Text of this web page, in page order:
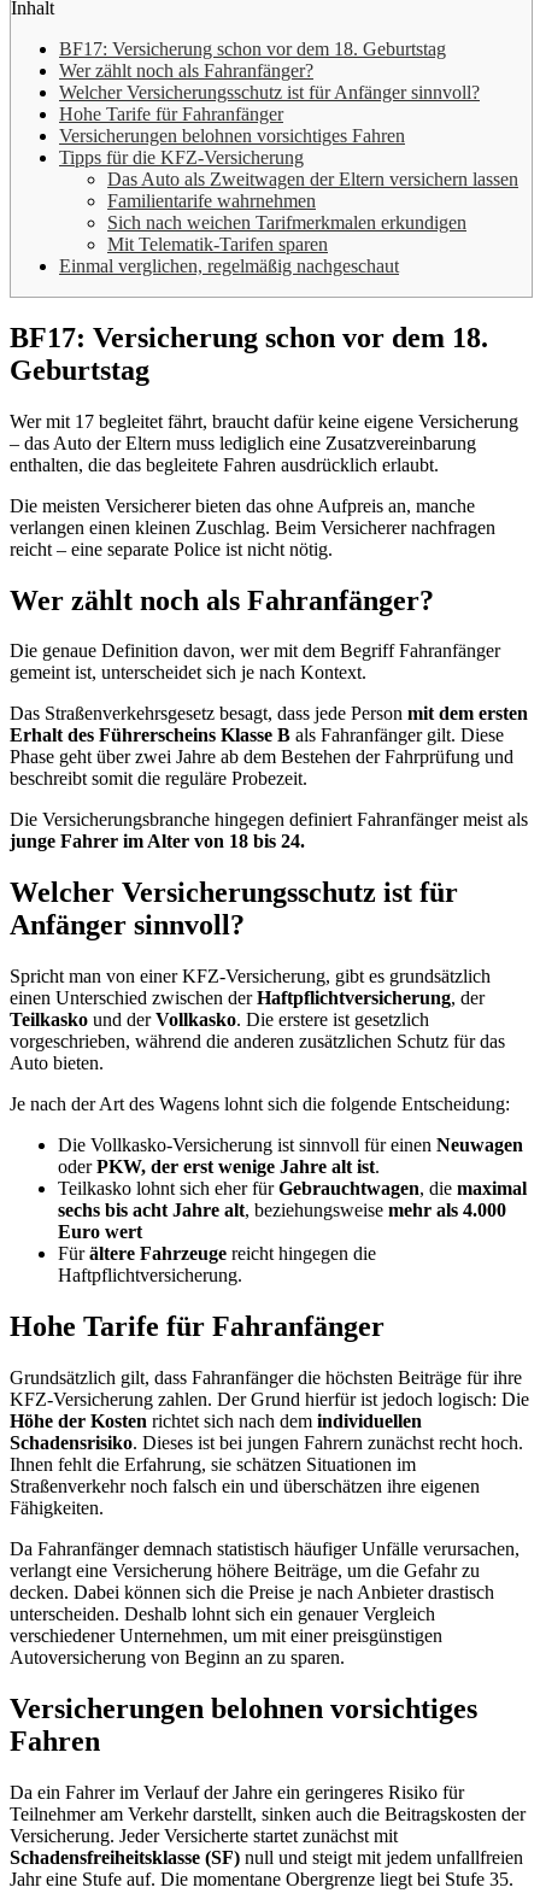
Inhalt
BF17: Versicherung schon vor dem 18. Geburtstag
Wer zählt noch als Fahranfänger?
Welcher Versicherungsschutz ist für Anfänger sinnvoll?
Hohe Tarife für Fahranfänger
Versicherungen belohnen vorsichtiges Fahren
Tipps für die KFZ-Versicherung
Das Auto als Zweitwagen der Eltern versichern lassen
Familientarife wahrnehmen
Sich nach weichen Tarifmerkmalen erkundigen
Mit Telematik-Tarifen sparen
Einmal verglichen, regelmäßig nachgeschaut
BF17: Versicherung schon vor dem 18.
Geburtstag
Wer mit 17 begleitet fährt, braucht dafür keine eigene Versicherung
– das Auto der Eltern muss lediglich eine Zusatzvereinbarung
enthalten, die das begleitete Fahren ausdrücklich erlaubt.
Die meisten Versicherer bieten das ohne Aufpreis an, manche
verlangen einen kleinen Zuschlag. Beim Versicherer nachfragen
reicht – eine separate Police ist nicht nötig.
Wer zählt noch als Fahranfänger?
Die genaue Definition davon, wer mit dem Begriff Fahranfänger
gemeint ist, unterscheidet sich je nach Kontext.
Das Straßenverkehrsgesetz besagt, dass jede Person mit dem ersten
Erhalt des Führerscheins Klasse B als Fahranfänger gilt. Diese
Phase geht über zwei Jahre ab dem Bestehen der Fahrprüfung und
beschreibt somit die reguläre Probezeit.
Die Versicherungsbranche hingegen definiert Fahranfänger meist als
junge Fahrer im Alter von 18 bis 24.
Welcher Versicherungsschutz ist für
Anfänger sinnvoll?
Spricht man von einer KFZ-Versicherung, gibt es grundsätzlich
einen Unterschied zwischen derHaftpflichtversicherung, der
Teilkasko und derVollkasko. Die erstere ist gesetzlich
vorgeschrieben, während die anderen zusätzlichen Schutz für das
Auto bieten.
Je nach der Art des Wagens lohnt sich die folgende Entscheidung:
Die Vollkasko-Versicherung ist sinnvoll für einen Neuwagen
oderPKW, der erst wenige Jahre alt ist.
Teilkasko lohnt sich eher fürGebrauchtwagen, die maximal
sechs bis acht Jahre alt, beziehungsweise mehr als 4.000
Euro wert
Fürältere Fahrzeuge reicht hingegen die
Haftpflichtversicherung.
Hohe Tarife für Fahranfänger
Grundsätzlich gilt, dass Fahranfänger die höchsten Beiträge für ihre
KFZ-Versicherung zahlen. Der Grund hierfür ist jedoch logisch: Die
Höhe der Kosten richtet sich nach dem individuellen
Schadensrisiko. Dieses ist bei jungen Fahrern zunächst recht hoch.
Ihnen fehlt die Erfahrung, sie schätzen Situationen im
Straßenverkehr noch falsch ein und überschätzen ihre eigenen
Fähigkeiten.
Da Fahranfänger demnach statistisch häufiger Unfälle verursachen,
verlangt eine Versicherung höhere Beiträge, um die Gefahr zu
decken. Dabei können sich die Preise je nach Anbieter drastisch
unterscheiden. Deshalb lohnt sich ein genauer Vergleich
verschiedener Unternehmen, um mit einer preisgünstigen
Autoversicherung von Beginn an zu sparen.
Versicherungen belohnen vorsichtiges
Fahren
Da ein Fahrer im Verlauf der Jahre ein geringeres Risiko für
Teilnehmer am Verkehr darstellt, sinken auch die Beitragskosten der
Versicherung. Jeder Versicherte startet zunächst mit
Schadensfreiheitsklasse (SF) null und steigt mit jedem unfallfreien
Jahr eine Stufe auf. Die momentane Obergrenze liegt bei Stufe 35.